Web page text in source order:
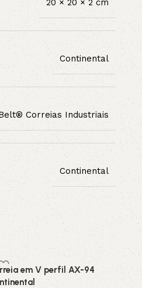
Continental
Correias Industriais
Continental
em V perfil AX-94